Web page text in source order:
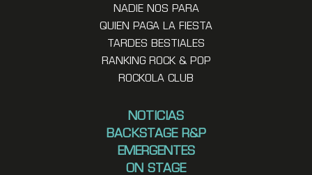
NADIE NOS PARA
QUIEN PAGA LA FIESTA
TARDES BESTIALES
RANKING ROCK & POP
ROCKOLA CLUB
NOTICIAS
BACKSTAGE R&P
EMERGENTES
ON STAGE